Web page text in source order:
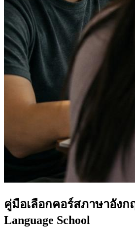
คู่มือเลือกคอร์สภาษาอังก
Language School